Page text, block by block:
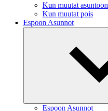
Kun muutat asuntoon
Kun muutat pois
Espoon Asunnot
Espoon Asunnot